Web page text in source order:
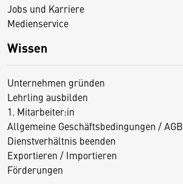
Jobs und Karriere
Medienservice
Wissen
Unternehmen gründen
Lehrling ausbilden
1. Mitarbeiter:in
Allgemeine Geschäftsbedingungen / AGB
Dienstverhältnis beenden
Exportieren / Importieren
Förderungen